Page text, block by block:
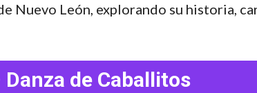
Nuevo León, explorando su historia,
Danza de Caballitos